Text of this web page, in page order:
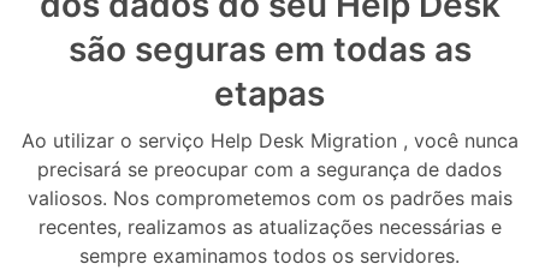
são seguras em todas as
etapas
Ao utilizar o serviço Help Desk Migration , você nunca
precisará se preocupar com a segurança de dados
valiosos. Nos comprometemos com os padrões mais
recentes, realizamos as atualizações necessárias e
sempre examinamos todos os servidores.